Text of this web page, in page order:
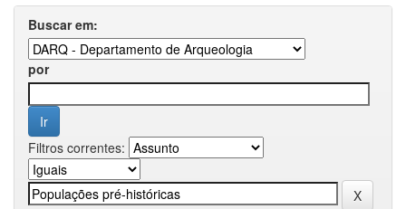
Buscar em:
por
Filtros correntes: